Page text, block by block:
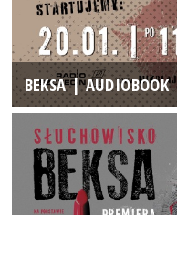
BEKSA | AUDIOBOOK